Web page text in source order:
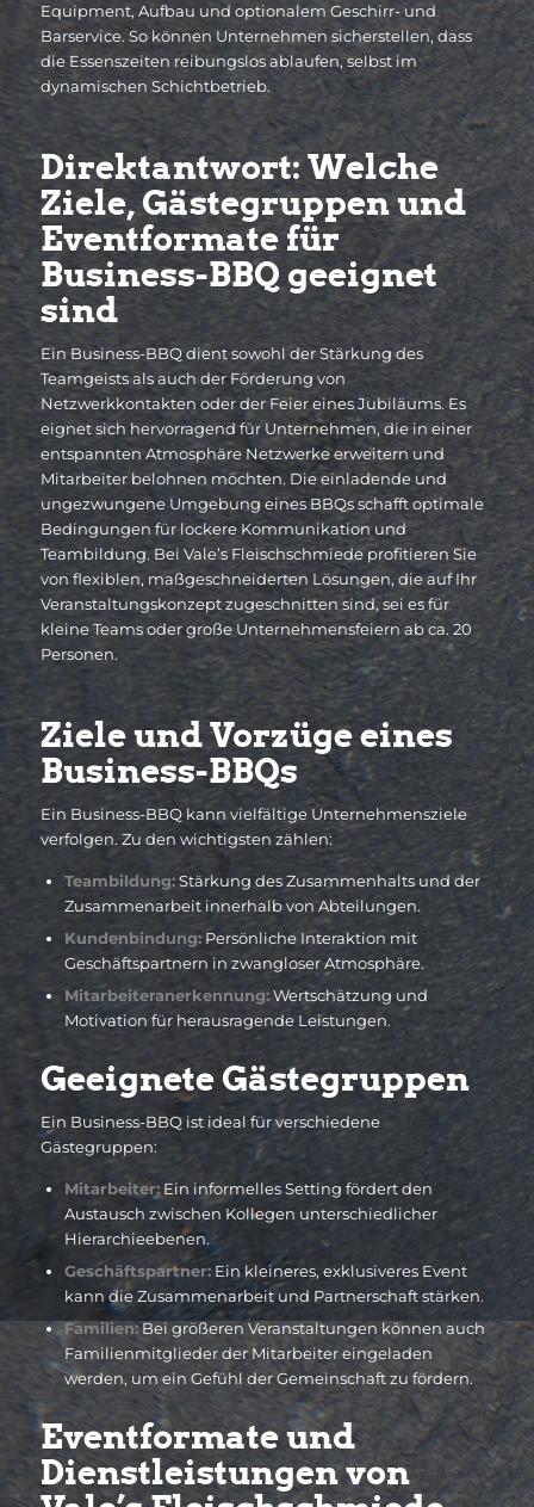
Equipment, Aufbau und optionalem Geschirr- und
Barservice. So können Unternehmen sicherstellen, dass
die Essenszeiten reibungslos ablaufen, selbst im
dynamischen Schichtbetrieb.
Direktantwort: Welche
Ziele, Gästegruppen und
Eventformate für
Business-BBQ geeignet
sind
Ein Business-BBQ dient sowohl der Stärkung des
Teamgeists als auch der Förderung von
Netzwerkkontakten oder der Feier eines Jubiläums. Es
eignet sich hervorragend für Unternehmen, die in einer
entspannten Atmosphäre Netzwerke erweitern und
Mitarbeiter belohnen möchten. Die einladende und
ungezwungene Umgebung eines BBQs schafft optimale
Bedingungen für lockere Kommunikation und
Teambildung. Bei Vale’s Fleischschmiede profitieren Sie
von flexiblen, maßgeschneiderten Lösungen, die auf Ihr
Veranstaltungskonzept zugeschnitten sind, sei es für
kleine Teams oder große Unternehmensfeiern ab ca. 20
Personen.
Ziele und Vorzüge eines
Business-BBQs
Ein Business-BBQ kann vielfältige Unternehmensziele
verfolgen. Zu den wichtigsten zählen:
Teambildung:Stärkung des Zusammenhalts und der
Zusammenarbeit innerhalb von Abteilungen.
Kundenbindung:Persönliche Interaktion mit
Geschäftspartnern in zwangloser Atmosphäre.
Mitarbeiteranerkennung:Wertschätzung und
Motivation für herausragende Leistungen.
Geeignete Gästegruppen
Ein Business-BBQ ist ideal für verschiedene
Gästegruppen:
Mitarbeiter:Ein informelles Setting fördert den
Austausch zwischen Kollegen unterschiedlicher
Hierarchieebenen.
Geschäftspartner:Ein kleineres, exklusiveres Event
kann die Zusammenarbeit und Partnerschaft stärken.
Familien:Bei größeren Veranstaltungen können auch
Familienmitglieder der Mitarbeiter eingeladen
werden, um ein Gefühl der Gemeinschaft zu fördern.
Eventformate und
Dienstleistungen von